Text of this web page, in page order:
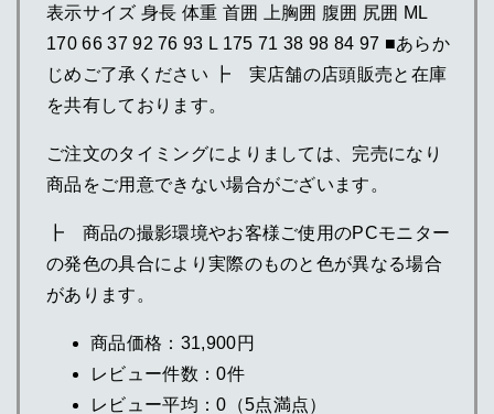
表示サイズ 身長 体重 首囲 上胸囲 腹囲 尻囲 ML
170 66 37 92 76 93 L 175 71 38 98 84 97 ■あらか
じめご了承ください ┣ 実店舗の店頭販売と在庫
を共有しております。
ご注文のタイミングによりましては、完売になり
商品をご用意できない場合がございます。
┣ 商品の撮影環境やお客様ご使用のPCモニター
の発色の具合により実際のものと色が異なる場合
があります。
商品価格：31,900円
レビュー件数：0件
レビュー平均：0（5点満点）